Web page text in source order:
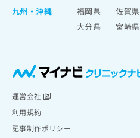
九州・沖縄
福岡県 佐賀県
大分県
宮崎県
運営会社
利用規約
記事制作ポリシー